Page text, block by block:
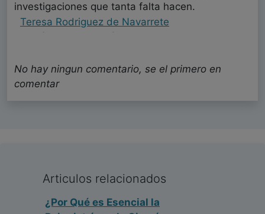
investigaciones que tanta falta hacen.
Teresa Rodriguez de Navarrete
Estimado compañero, muchas gracias por su
amable comentario. Me alegra enormemente que
quedamos muy agradecidos con que nos lo haya
Iraida Delhom Peris
No hay ningun comentario, se el primero en
comentar
Articulos relacionados
¿Por Qué es Esencial la